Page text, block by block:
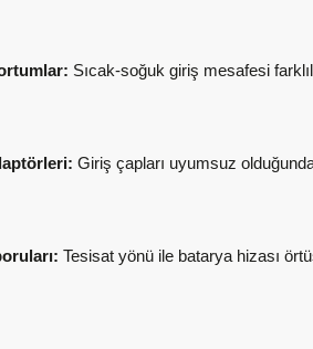
Sıcak-soğuk giriş mesafesi
Giriş çapları uyumsuz olduğunda
Tesisat yönü ile batarya hizası